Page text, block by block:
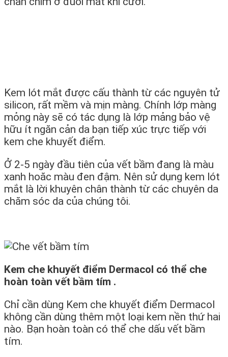
Kem lót mắt được cấu thành từ các nguyên tử
silicon, rất mềm và mịn màng. Chính lớp màng
mỏng này sẽ có tác dụng là lớp mảng bảo vệ
hữu ít ngăn cản da bạn tiếp xúc trực tiếp với
kem che khuyết điểm.
Ở 2-5 ngày đầu tiên của vết bầm đang là màu
xanh hoăc màu đen đậm. Nên sử dụng kem lót
mắt là lời khuyên chân thành từ các chuyên da
chăm sóc da của chúng tôi.
Kem che khuyết điểm Dermacol có thể che
hoàn toàn vết bầm tím .
Chỉ cần dùng Kem che khuyết điểm Dermacol
không cần dùng thêm một loại kem nền thứ hai
nào. Bạn hoàn toàn có thể che dấu vết bầm
tím.